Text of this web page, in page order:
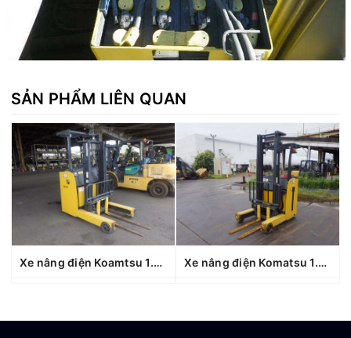
SẢN PHẨM LIÊN QUAN
Xe nâng điện Koamtsu 1.8 tấn FB18RL-15 (160693), sản xuất năm 2021 Xe nâng điện Komatsu 1.5 tấn Fb15RL-14 (1440370), sản xuất năm 2010